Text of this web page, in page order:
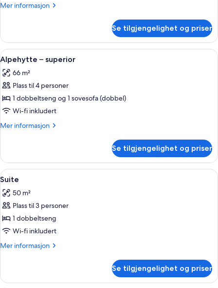
Mer informasjon
Mer
Se tilgjengelighet og priser
Åpne
alle
bildene
av
Alpehytte
–
superior
Alpehytte – superior | 1 soverom,
8
Alpehytte – superior
66 m²
Plass til 4 personer
1 dobbeltseng og 1 sovesofa (dobbel)
Wi-fi inkludert
Mer informasjon
Mer
–
superior
Se tilgjengelighet og priser
Åpne
alle
bildene
av
Suite
Suite | 1 soverom, safe på rommet,
7
Suite
50 m²
Plass til 3 personer
1 dobbeltseng
Wi-fi inkludert
Mer informasjon
Mer
Se tilgjengelighet og priser